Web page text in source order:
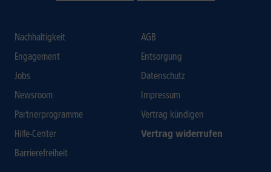
Nachhaltigkeit
Engagement
Jobs
Newsroom
Partnerprogramme
Hilfe-Center
Barrierefreiheit
AGB
Entsorgung
Datenschutz
Impressum
Vertrag kündigen
Vertrag widerrufen